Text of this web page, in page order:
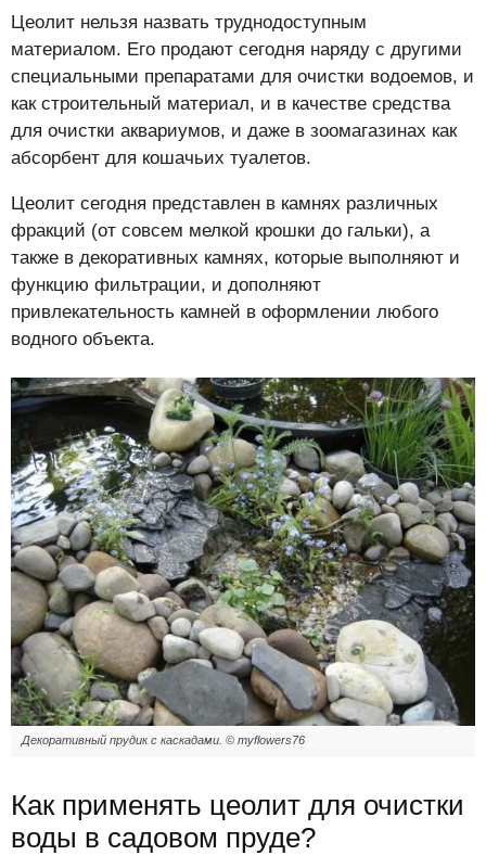
Цеолит нельзя назвать труднодоступным
материалом. Его продают сегодня наряду с другими
специальными препаратами для очистки водоемов, и
как строительный материал, и в качестве средства
для очистки аквариумов, и даже в зоомагазинах как
абсорбент для кошачьих туалетов.
Цеолит сегодня представлен в камнях различных
фракций (от совсем мелкой крошки до гальки), а
также в декоративных камнях, которые выполняют и
функцию фильтрации, и дополняют
привлекательность камней в оформлении любого
водного объекта.
Декоративный прудик с каскадами. © myflowers76
Как применять цеолит для очистки
воды в садовом пруде?